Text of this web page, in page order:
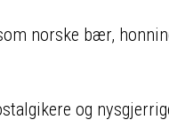
norske bær,
og